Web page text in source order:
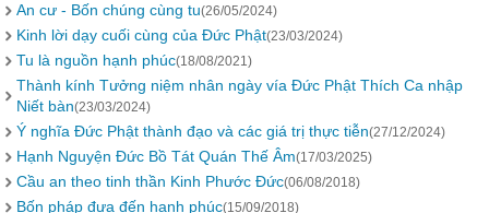
An cư - Bốn chúng cùng tu(26/05/2024)
Kinh lời dạy cuối cùng của Đức Phật(23/03/2024)
Tu là nguồn hạnh phúc(18/08/2021)
Thành kính Tưởng niệm nhân ngày vía Đức Phật Thích Ca nhập
Niết bàn(23/03/2024)
Ý nghĩa Đức Phật thành đạo và các giá trị thực tiễn(27/12/2024)
Hạnh Nguyện Đức Bồ Tát Quán Thế Âm(17/03/2025)
Cầu an theo tinh thần Kinh Phước Đức(06/08/2018)
Bốn pháp đưa đến hạnh phúc(15/09/2018)